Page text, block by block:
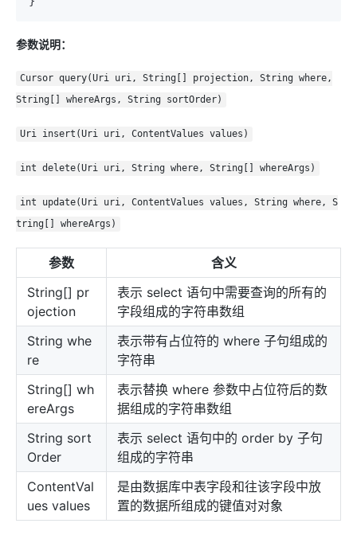
参数说明：
Cursor query(Uri uri, String[] projection, String where,
String[] whereArgs, String sortOrder)
Uri insert(Uri uri, ContentValues values)
int delete(Uri uri, String where, String[] whereArgs)
int update(Uri uri, ContentValues values, String where, S
tring[] whereArgs)
参数
含义
String[] pr
ojection
表示 select 语句中需要查询的所有的
字段组成的字符串数组
String whe
re
表示带有占位符的 where 子句组成的
字符串
String[] wh
ereArgs
表示替换 where 参数中占位符后的数
据组成的字符串数组
String sort
Order
表示 select 语句中的 order by 子句
组成的字符串
ContentVal
ues values
是由数据库中表字段和往该字段中放
置的数据所组成的键值对对象